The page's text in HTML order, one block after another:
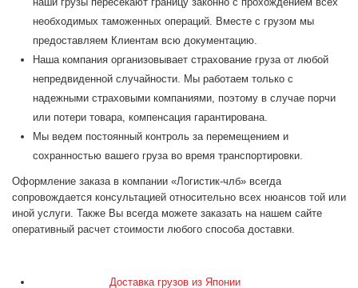
необходимых таможенных операций. Вместе с грузом мы
предоставляем Клиентам всю документацию.
Наша компания организовывает страхование груза от любой
непредвиденной случайности. Мы работаем только с
надежными страховыми компаниями, поэтому в случае порчи
или потери товара, компенсация гарантирована.
Мы ведем постоянный контроль за перемещением и
сохранностью вашего груза во время транспортировки.
Оформление заказа в компании «Логистик-члб» всегда
сопровождается консультацией относительно всех нюансов той или
иной услуги. Также Вы всегда можете заказать на нашем сайте
оперативный расчет стоимости любого способа доставки.
Доставка грузов из Японии